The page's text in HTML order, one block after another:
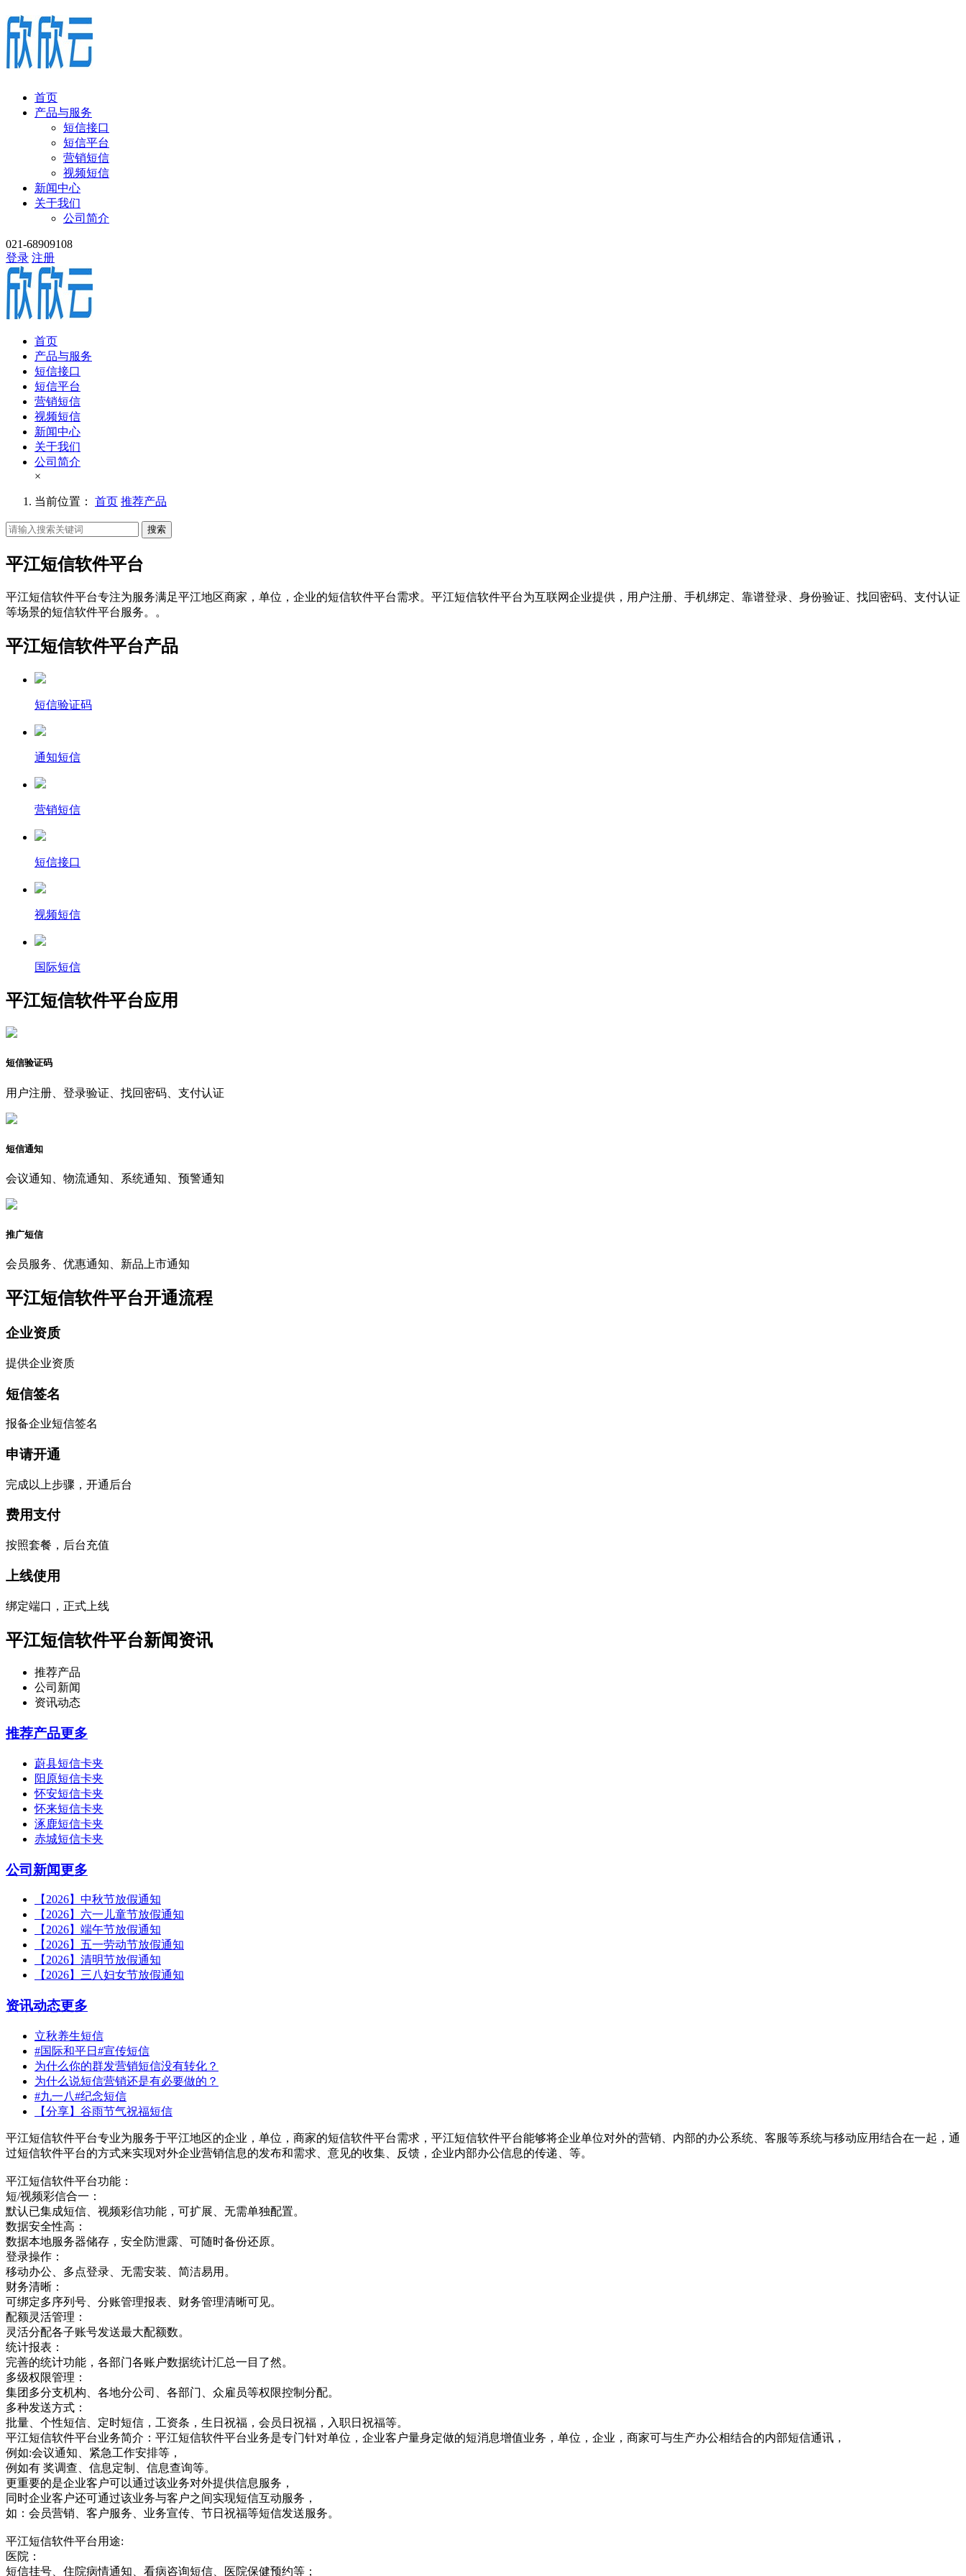
首页
产品与服务
短信接口
短信平台
营销短信
视频短信
新闻中心
关于我们
公司简介
021-68909108
登录 注册
首页
产品与服务
短信接口
短信平台
营销短信
视频短信
新闻中心
关于我们
公司简介
×
当前位置： 首页 推荐产品
搜索
平江短信软件平台
平江短信软件平台专注为服务满足平江地区商家，单位，企业的短信软件平台需求。平江短信软件平台为互联网企业提供，用户注册、手机绑定、靠谱登录、身份验证、找回密码、支付认证
等场景的短信软件平台服务。。
平江短信软件平台产品
短信验证码
通知短信
营销短信
短信接口
视频短信
国际短信
平江短信软件平台应用
短信验证码
用户注册、登录验证、找回密码、支付认证
短信通知
会议通知、物流通知、系统通知、预警通知
推广短信
会员服务、优惠通知、新品上市通知
平江短信软件平台开通流程
企业资质
提供企业资质
短信签名
报备企业短信签名
申请开通
完成以上步骤，开通后台
费用支付
按照套餐，后台充值
上线使用
绑定端口，正式上线
平江短信软件平台新闻资讯
推荐产品
公司新闻
资讯动态
推荐产品更多
蔚县短信卡夹
阳原短信卡夹
怀安短信卡夹
怀来短信卡夹
涿鹿短信卡夹
赤城短信卡夹
公司新闻更多
【2026】中秋节放假通知
【2026】六一儿童节放假通知
【2026】端午节放假通知
【2026】五一劳动节放假通知
【2026】清明节放假通知
【2026】三八妇女节放假通知
资讯动态更多
立秋养生短信
#国际和平日#宣传短信
为什么你的群发营销短信没有转化？
为什么说短信营销还是有必要做的？
#九一八#纪念短信
【分享】谷雨节气祝福短信
平江短信软件平台专业为服务于平江地区的企业，单位，商家的短信软件平台需求，平江短信软件平台能够将企业单位对外的营销、内部的办公系统、客服等系统与移动应用结合在一起，通
过短信软件平台的方式来实现对外企业营销信息的发布和需求、意见的收集、反馈，企业内部办公信息的传递、等。
平江短信软件平台功能：
短/视频彩信合一：
默认已集成短信、视频彩信功能，可扩展、无需单独配置。
数据安全性高：
数据本地服务器储存，安全防泄露、可随时备份还原。
登录操作：
移动办公、多点登录、无需安装、简洁易用。
财务清晰：
可绑定多序列号、分账管理报表、财务管理清晰可见。
配额灵活管理：
灵活分配各子账号发送最大配额数。
统计报表：
完善的统计功能，各部门各账户数据统计汇总一目了然。
多级权限管理：
集团多分支机构、各地分公司、各部门、众雇员等权限控制分配。
多种发送方式：
批量、个性短信、定时短信，工资条，生日祝福，会员日祝福，入职日祝福等。
平江短信软件平台业务简介：平江短信软件平台业务是专门针对单位，企业客户量身定做的短消息增值业务，单位，企业，商家可与生产办公相结合的内部短信通讯，
例如:会议通知、紧急工作安排等，
例如有 奖调查、信息定制、信息查询等。
更重要的是企业客户可以通过该业务对外提供信息服务，
同时企业客户还可通过该业务与客户之间实现短信互动服务，
如：会员营销、客户服务、业务宣传、节日祝福等短信发送服务。
平江短信软件平台用途:
医院：
短信挂号、住院病情通知、看病咨询短信、医院保健预约等；